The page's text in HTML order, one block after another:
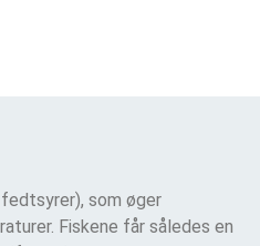
som øger
Fiskene får således en